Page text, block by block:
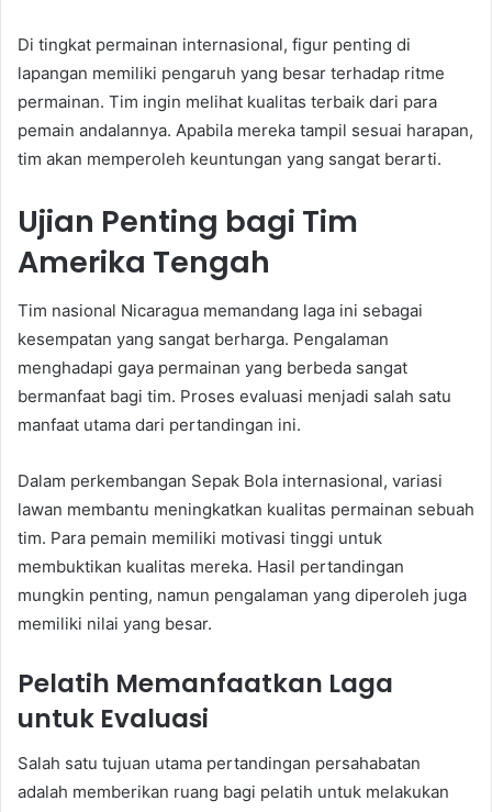
Di tingkat permainan internasional, figur penting di
lapangan memiliki pengaruh yang besar terhadap ritme
permainan. Tim ingin melihat kualitas terbaik dari para
pemain andalannya. Apabila mereka tampil sesuai harapan,
tim akan memperoleh keuntungan yang sangat berarti.
Ujian Penting bagi Tim
Amerika Tengah
Tim nasional Nicaragua memandang laga ini sebagai
kesempatan yang sangat berharga. Pengalaman
menghadapi gaya permainan yang berbeda sangat
bermanfaat bagi tim. Proses evaluasi menjadi salah satu
manfaat utama dari pertandingan ini.
Dalam perkembangan Sepak Bola internasional, variasi
lawan membantu meningkatkan kualitas permainan sebuah
tim. Para pemain memiliki motivasi tinggi untuk
membuktikan kualitas mereka. Hasil pertandingan
mungkin penting, namun pengalaman yang diperoleh juga
memiliki nilai yang besar.
Pelatih Memanfaatkan Laga
untuk Evaluasi
Salah satu tujuan utama pertandingan persahabatan
adalah memberikan ruang bagi pelatih untuk melakukan